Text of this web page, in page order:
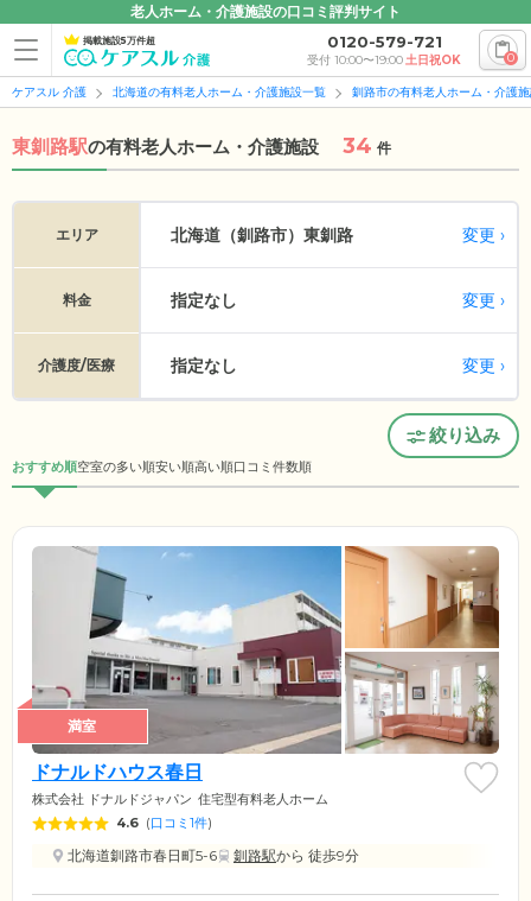
老人ホーム・介護施設の口コミ評判サイト
掲載施設5万件超 0120-579-721
受付 10:00〜19:00土日祝OK 0
ケアスル 介護 北海道の有料老人ホーム・介護施設一覧 釧路市の有料老人ホーム・介護
東釧路駅の有料老人ホーム・介護施設 34 件
エリア 北海道（釧路市） 東釧路 変更
料金 指定なし 変更
介護度/医療 指定なし 変更
絞り込み
おすすめ順空室の多い順安い順高い順口コミ件数順
満室
ドナルドハウス春日
株式会社 ドナルドジャパン 住宅型有料老人ホーム
4.6 (口コミ1件)
北海道釧路市春日町5-6 釧路駅から 徒歩9分